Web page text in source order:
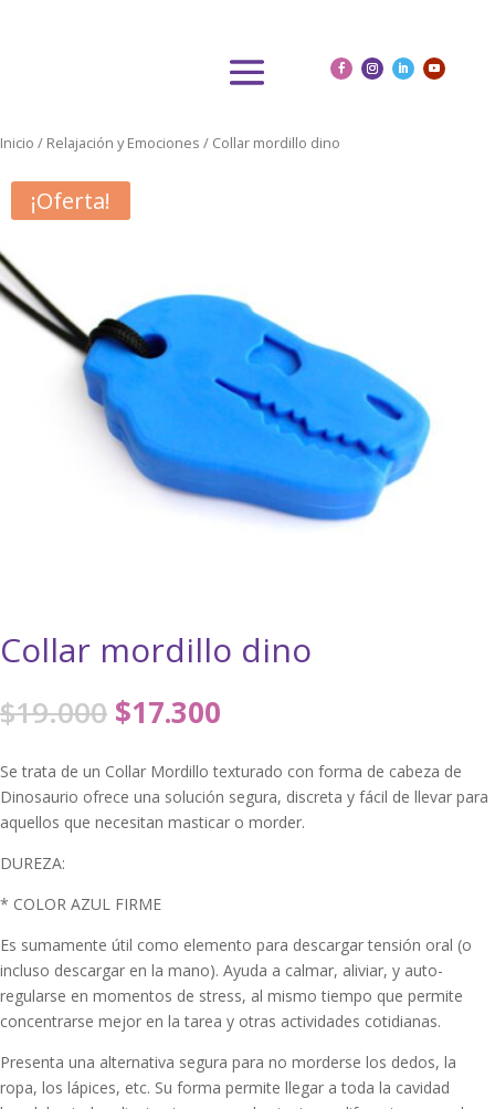
Inicio / Relajación y Emociones / Collar mordillo dino
¡Oferta!
Collar mordillo dino
$19.000 El
precio
original
era:
$19.000.
$17.300
actual
es:
$17.300.
Se trata de un Collar Mordillo texturado con forma de cabeza de
Dinosaurio ofrece una solución segura, discreta y fácil de llevar para
aquellos que necesitan masticar o morder.
DUREZA:
* COLOR AZUL FIRME
Es sumamente útil como elemento para descargar tensión oral (o
incluso descargar en la mano). Ayuda a calmar, aliviar, y auto-
regularse en momentos de stress, al mismo tiempo que permite
concentrarse mejor en la tarea y otras actividades cotidianas.
Presenta una alternativa segura para no morderse los dedos, la
ropa, los lápices, etc. Su forma permite llegar a toda la cavidad